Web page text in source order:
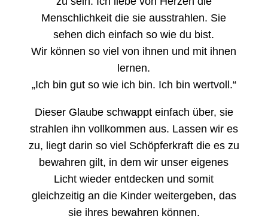
Menschlichkeit die sie ausstrahlen. Sie
sehen dich einfach so wie du bist.
Wir können so viel von ihnen und mit ihnen
lernen.
„Ich bin gut so wie ich bin. Ich bin wertvoll.“
Dieser Glaube schwappt einfach über, sie
strahlen ihn vollkommen aus. Lassen wir es
zu, liegt darin so viel Schöpferkraft die es zu
bewahren gilt, in dem wir unser eigenes
Licht wieder entdecken und somit
gleichzeitig an die Kinder weitergeben, das
sie ihres bewahren können.